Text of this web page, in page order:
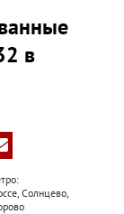
в
Солнцево,